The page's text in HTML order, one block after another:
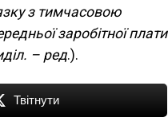
з тимчасовою
заробітної плати
– ред.).
Твітнути